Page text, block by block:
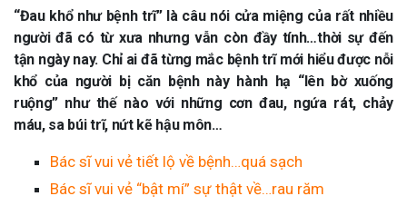
“Đau khổ như bệnh trĩ” là câu nói cửa miệng của rất nhiều
người đã có từ xưa nhưng vẫn còn đầy tính…thời sự đến
tận ngày nay. Chỉ ai đã từng mắc bệnh trĩ mới hiểu được nỗi
khổ của người bị căn bệnh này hành hạ “lên bờ xuống
ruộng” như thế nào với những cơn đau, ngứa rát, chảy
máu, sa búi trĩ, nứt kẽ hậu môn…
Bác sĩ vui vẻ tiết lộ về bệnh…quá sạch
Bác sĩ vui vẻ “bật mí” sự thật về…rau răm